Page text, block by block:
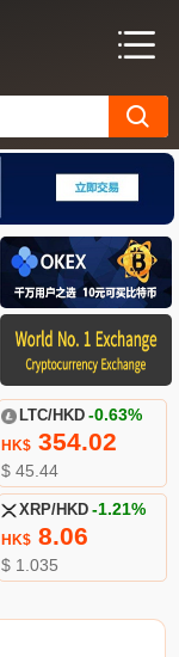
LTC/HKD -0.63%
HK$354.02
$ 45.44
XRP/HKD -1.21%
HK$8.06
$ 1.035